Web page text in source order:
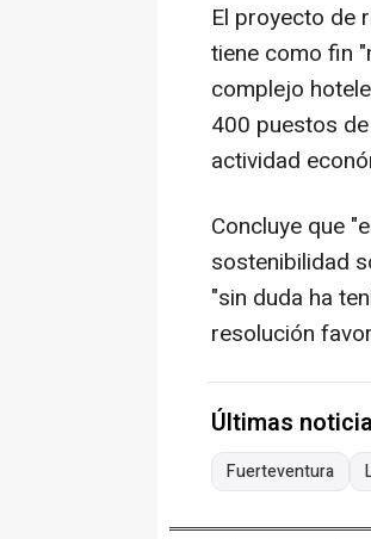
El proyecto de
tiene como fin
complejo
400 puestos
actividad
Concluye que
sostenibilidad
"sin duda ha
resolución
Últimas
Fuerteventura